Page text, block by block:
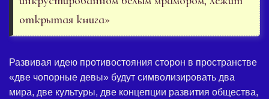
открытая книга»
Развивая идею противостояния сторон в пространстве
«две чопорные девы» будут символизировать два
мира, две культуры, две концепции развития общества,